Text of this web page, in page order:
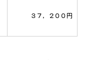
３７，２００円